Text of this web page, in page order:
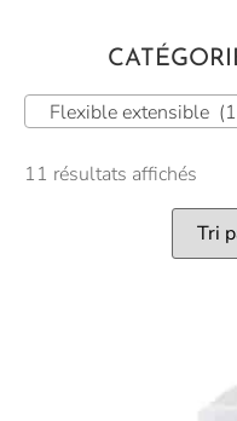
11 résultats affichés
Flexible extensible